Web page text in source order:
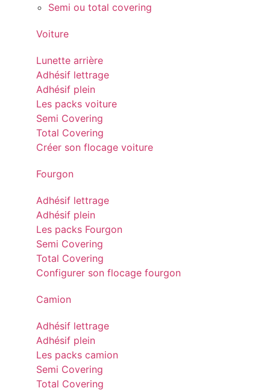
Semi ou total covering
Voiture
Lunette arrière
Adhésif lettrage
Adhésif plein
Les packs voiture
Semi Covering
Total Covering
Créer son flocage voiture
Fourgon
Adhésif lettrage
Adhésif plein
Les packs Fourgon
Semi Covering
Total Covering
Configurer son flocage fourgon
Camion
Adhésif lettrage
Adhésif plein
Les packs camion
Semi Covering
Total Covering